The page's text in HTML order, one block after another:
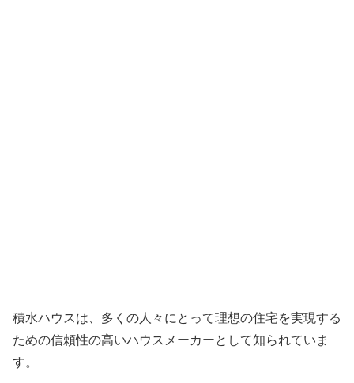
積水ハウスは、多くの人々にとって理想の住宅を実現する
ための信頼性の高いハウスメーカーとして知られていま
す。